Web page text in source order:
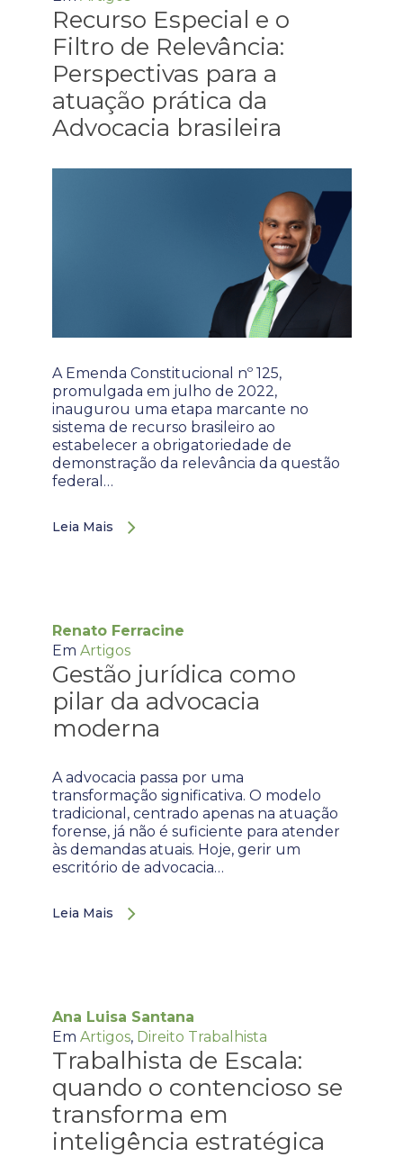
Recurso Especial e o
Filtro de Relevância:
Perspectivas para a
atuação prática da
Advocacia brasileira
A Emenda Constitucional nº 125,
promulgada em julho de 2022,
inaugurou uma etapa marcante no
sistema de recurso brasileiro ao
estabelecer a obrigatoriedade de
demonstração da relevância da questão
federal…
Leia Mais
Renato Ferracine
Em Artigos
Gestão jurídica como
pilar da advocacia
moderna
A advocacia passa por uma
transformação significativa. O modelo
tradicional, centrado apenas na atuação
forense, já não é suficiente para atender
às demandas atuais. Hoje, gerir um
escritório de advocacia…
Leia Mais
Ana Luisa Santana
Em Artigos, Direito Trabalhista
Trabalhista de Escala:
quando o contencioso se
transforma em
inteligência estratégica